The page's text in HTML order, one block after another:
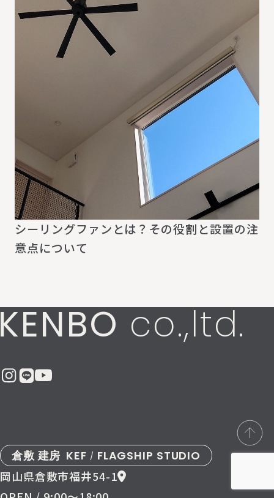
シーリングファンとは？その役割と設置の注
意点について
co.,ltd.
倉敷 建房 KEF / FLAGSHIP STUDIO
岡山県倉敷市福井54-1